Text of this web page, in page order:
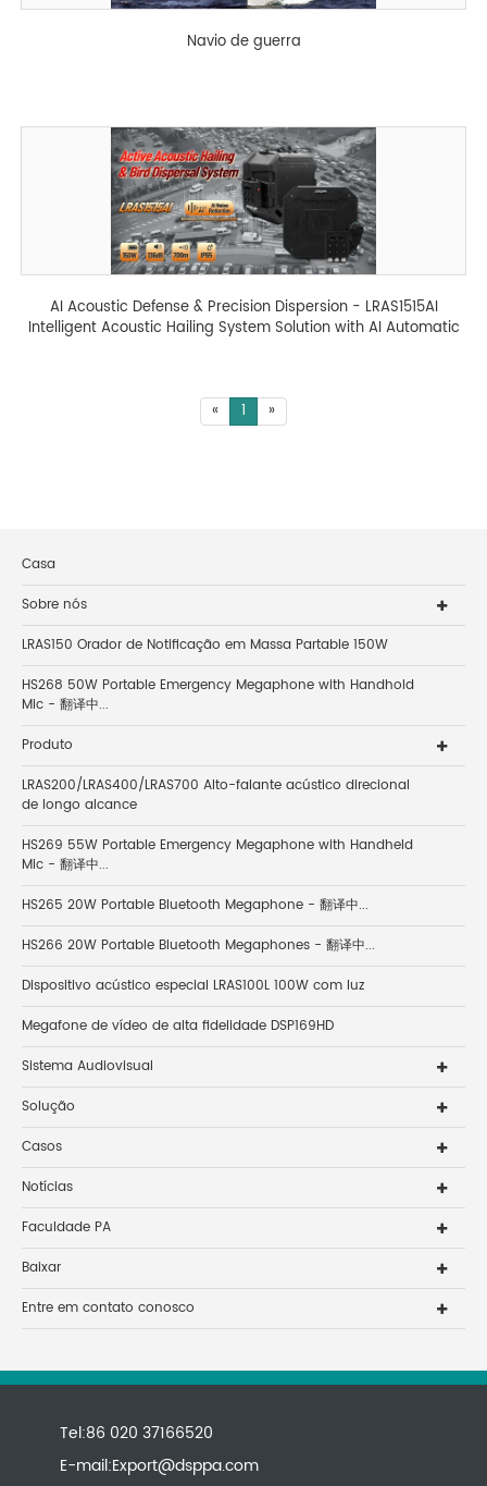
Navio de guerra
AI Acoustic Defense & Precision Dispersion - LRAS1515AI
Intelligent Acoustic Hailing System Solution with AI Automatic
« 1 »
Casa
Sobre nós
LRAS150 Orador de Notificação em Massa Partable 150W
HS268 50W Portable Emergency Megaphone with Handhold
Mic - 翻译中...
Produto
LRAS200/LRAS400/LRAS700 Alto-falante acústico direcional
de longo alcance
HS269 55W Portable Emergency Megaphone with Handheld
Mic - 翻译中...
HS265 20W Portable Bluetooth Megaphone - 翻译中...
HS266 20W Portable Bluetooth Megaphones - 翻译中...
Dispositivo acústico especial LRAS100L 100W com luz
Megafone de vídeo de alta fidelidade DSP169HD
Sistema Audiovisual
Solução
Casos
Notícias
Faculdade PA
Baixar
Entre em contato conosco
Tel:86 020 37166520
E-mail:Export@dsppa.com